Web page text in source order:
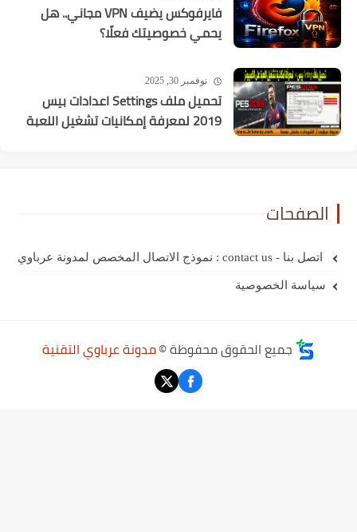
فايرفوكس يضيف VPN مجاني.. هل
يحمي خصوصيتك فعلًا؟
نوفمبر 30, 2025
تحميل ملف Settings اعدادات بيس
2019 لمعرفة إمكانيات تشغيل اللعبة
الصفحات
اتصل بنا - contact us : نموذج الاتصال المخصص لمدونة عرباوي
سياسة الخصوصية
جميع الحقوق محفوظة ©مدونة عرباوي التقنية